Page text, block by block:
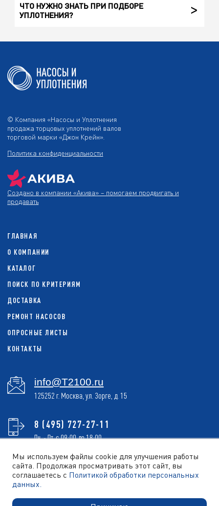
Мы используем файлы cookie для улучшения работы
сайта. Продолжая просматривать этот сайт, вы
соглашаетесь с Политикой обработки персональных
данных.
ЧТО НУЖНО ЗНАТЬ ПРИ ПОДБОРЕ
УПЛОТНЕНИЯ?
© Компания «Насосы и Уплотнения
продажа торцовых уплотнений валов
торговой марки «Джон Крейн».
Политика конфиденциальности
Создано в компании «Акива» – помогаем продвигать и
продавать
ГЛАВНАЯ
О КОМПАНИИ
КАТАЛОГ
ПОИСК ПО КРИТЕРИЯМ
ДОСТАВКА
РЕМОНТ НАСОСОВ
ОПРОСНЫЕ ЛИСТЫ
КОНТАКТЫ
info@T2100.ru
125252 г. Москва, ул. Зорге, д. 15
8 (495) 727-27-11
Пн. - Пт. с 09:00 до 18:00
ОБРАТНЫЙ ЗВОНОК